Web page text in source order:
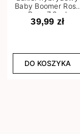
Baby Boomer Rose
Base 7,2 ml
39,99 zł
DO KOSZYKA